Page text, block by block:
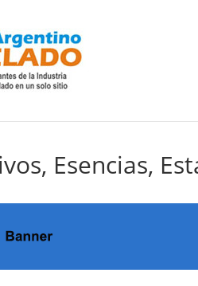
Esencias,